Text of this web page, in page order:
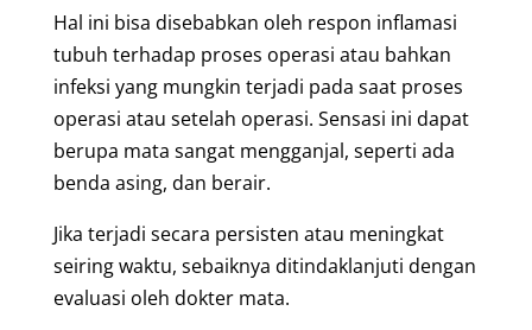
Hal ini bisa disebabkan oleh respon inflamasi
tubuh terhadap proses operasi atau bahkan
infeksi yang mungkin terjadi pada saat proses
operasi atau setelah operasi. Sensasi ini dapat
berupa mata sangat mengganjal, seperti ada
benda asing, dan berair.
Jika terjadi secara persisten atau meningkat
seiring waktu, sebaiknya ditindaklanjuti dengan
evaluasi oleh dokter mata.